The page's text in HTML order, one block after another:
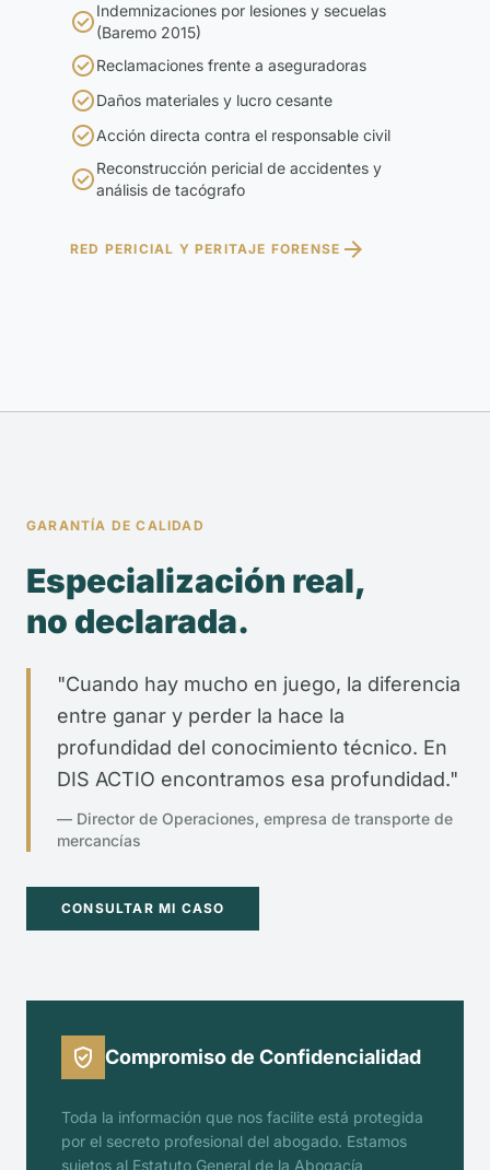
Indemnizaciones por lesiones y secuelas
(Baremo 2015)
Reclamaciones frente a aseguradoras
Daños materiales y lucro cesante
Acción directa contra el responsable civil
Reconstrucción pericial de accidentes y
análisis de tacógrafo
RED PERICIAL Y PERITAJE FORENSE 
GARANTÍA DE CALIDAD
Especialización real,
no declarada.
"Cuando hay mucho en juego, la diferencia
entre ganar y perder la hace la
profundidad del conocimiento técnico. En
DIS ACTIO encontramos esa profundidad."
— Director de Operaciones, empresa de transporte de
mercancías
CONSULTAR MI CASO
 Compromiso de Confidencialidad
Toda la información que nos facilite está protegida
por el secreto profesional del abogado. Estamos
sujetos al Estatuto General de la Abogacía